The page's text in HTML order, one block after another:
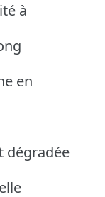
à
en
dégradée